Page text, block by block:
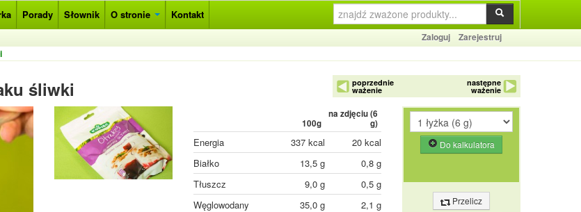
Porady Słownik O stronie Kontakt
Zaloguj
Zarejestruj
śliwki poprzednie
ważenie
następne
ważenie
100g
na zdjęciu (6
g)
Energia 337 kcal
20 kcal
Białko
13,5 g
0,8 g
Tłuszcz
9,0 g
0,5 g
Węglowodany
35,0 g
2,1 g
Do kalkulatora
Przelicz